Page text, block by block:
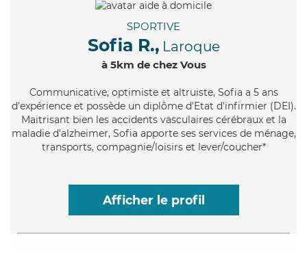
SPORTIVE
Sofia R., Laroque
à 5km de chez Vous
Communicative, optimiste et altruiste, Sofia a 5 ans
d'expérience et possède un diplôme d'Etat d'infirmier (DEI).
Maitrisant bien les accidents vasculaires cérébraux et la
maladie d'alzheimer, Sofia apporte ses services de ménage,
transports, compagnie/loisirs et lever/coucher*
Afficher le profil